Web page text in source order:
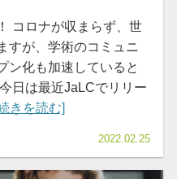
コロナが収まらず、世
すが、学術のコミュニ
ン化も加速していると
日は最近JaLCでリリー
きを読む]
2022.02.25